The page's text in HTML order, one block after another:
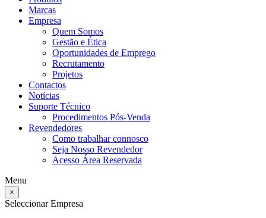
Marcas
Empresa
Quem Somos
Gestão e Ética
Oportunidades de Emprego
Recrutamento
Projetos
Contactos
Notícias
Suporte Técnico
Procedimentos Pós-Venda
Revendedores
Como trabalhar connosco
Seja Nosso Revendedor
Acesso Área Reservada
Menu
×
Seleccionar Empresa